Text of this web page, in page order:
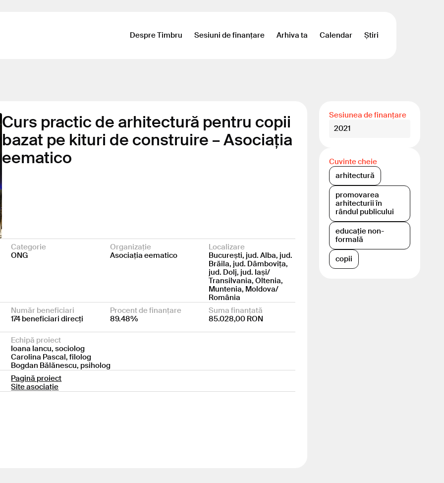
Despre Timbru Sesiuni de finanțare Arhiva ta Calendar Știri
Curs practic de arhitectură pentru copii
bazat pe kituri de construire – Asociația
eematico
Categorie
ONG
Organizație
Asociația eematico
Localizare
București, jud. Alba, jud.
Brăila, jud. Dâmbovița,
jud. Dolj, jud. Iași/
Transilvania, Oltenia,
Muntenia, Moldova/
România
Număr beneficiari
174 beneficiari direcți
Procent de finanțare
89.48%
Suma finanțată
85.028,00 RON
Echipă proiect
Ioana Iancu, sociolog
Carolina Pascal, filolog
Bogdan Bălănescu, psiholog
Pagină proiect
Site asociație
Sesiunea de finanțare
2021
Cuvinte cheie
arhitectură
promovarea
arhitecturii în
rândul publicului
educație non-
formală
copii